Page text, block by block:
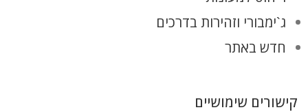
ג`ימבורי וזהירות בדרכים
חדש באתר
קישורים שימושיים